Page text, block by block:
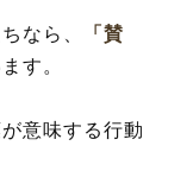
なら、
「賛
す。
意味する行動